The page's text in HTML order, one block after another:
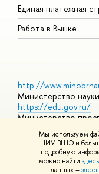
Мы используем
НИУ ВШЭ и
подробную
можно найти здесь
данных –здесь
Единая платежная
Работа в Вышке
http://
Министерство
https://edu.gov.ru/
Министерство
Массовые